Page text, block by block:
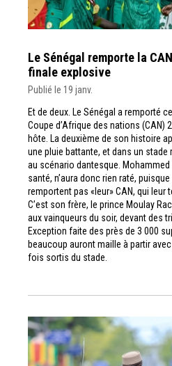
Le Sénégal remporte la
finale explosive
Publié le 19 janv.
Et de deux. Le Sénégal a remporté
Coupe d’Afrique des nations (CAN)
hôte. La deuxième de son histoire
une pluie battante, et dans un stade
au scénario dantesque.
santé, n’aura donc rien raté,
remportent pas «leur» CAN, qui leur
C’est son frère, le prince Moulay
aux vainqueurs du soir, devant des
Exception faite des près de 3 000
beaucoup auront maille à partir
fois sortis du stade.